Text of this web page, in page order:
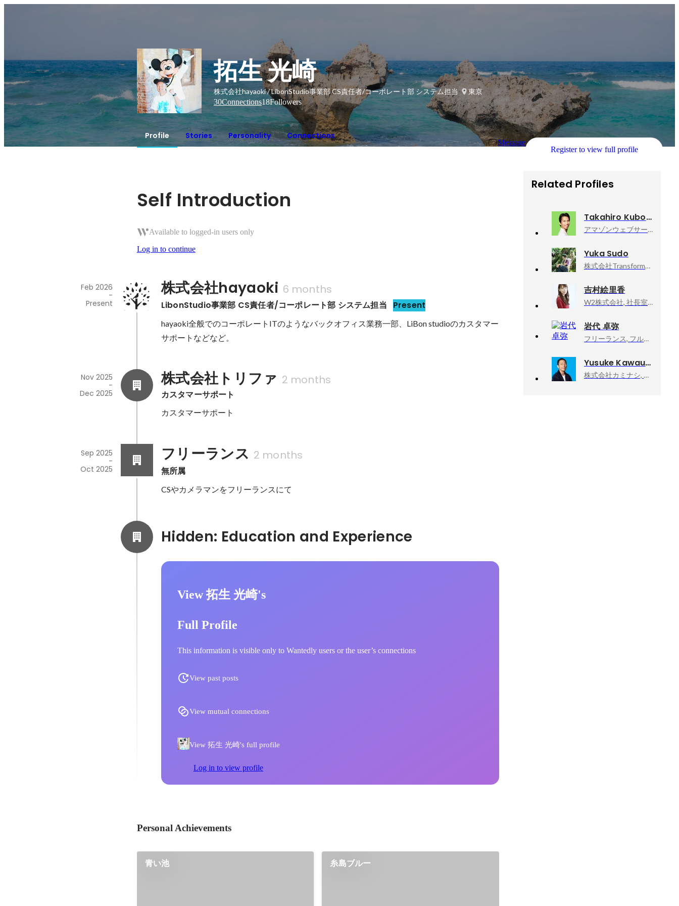
拓生 光崎
株式会社hayaoki / LibonStudio事業部 CS責任者/コーポレート部 システム担当
東京
30Connections18Followers
Profile Stories Personality Connections
Message
Register to view full profile
Self Introduction
Available to logged-in users only
Log in to continue
株式会社hayaoki 6 months
LibonStudio事業部 CS責任者/コーポレート部 システム担当 Present
Feb 2026
-
Present
hayaoki全般でのコーポレートITのようなバックオフィス業務一部、LiBon studioのカスタマー
サポートなどなど。
株式会社トリファ 2 months
カスタマーサポート
Nov 2025
-
Dec 2025
カスタマーサポート
フリーランス 2 months
無所属
Sep 2025
-
Oct 2025
CSやカメラマンをフリーランスにて
View 拓生 光崎's
Full Profile
This information is visible only to Wantedly users or the user’s connections
View past posts
View mutual connections
View 拓生 光崎's full profile
Log in to view profile
Personal Achievements
青い池 糸島ブルー
Related Profiles
Takahiro Kubo
アマゾンウェブサービスジャパン合同会社, Developer Relations Machine Learning
Yuka Sudo
株式会社TransformTravel, 代表取締役
吉村絵里香
W2株式会社, 社長室 室長
岩代 卓弥
フリーランス, フルスタックWebエンジニア
Yusuke Kawauchi
株式会社カミナシ, 取締役COO